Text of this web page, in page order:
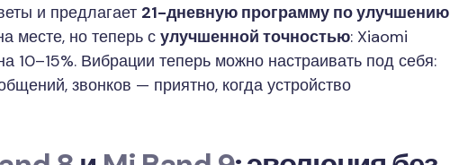
и предлагает 21-дневную программу по улучшению
месте, но теперь сулучшенной точностью: Xiaomi
10–15%. Вибрации теперь можно настраивать под себя:
звонков — приятно, когда устройство